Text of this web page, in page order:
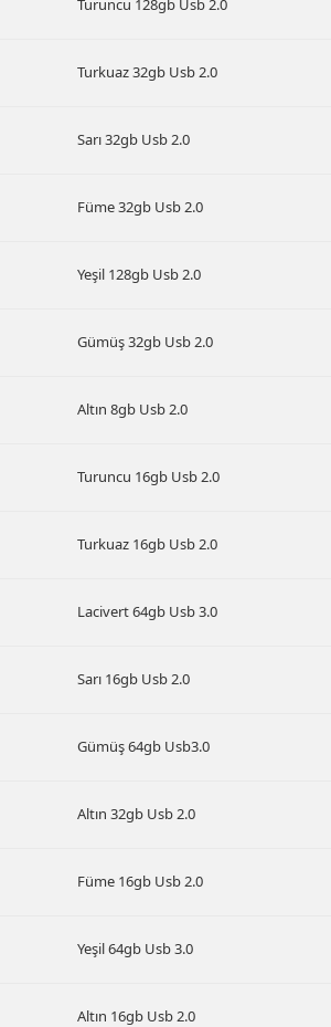
Turuncu 128gb Usb 2.0
Turkuaz 32gb Usb 2.0
Sarı 32gb Usb 2.0
Füme 32gb Usb 2.0
Yeşil 128gb Usb 2.0
Gümüş 32gb Usb 2.0
Altın 8gb Usb 2.0
Turuncu 16gb Usb 2.0
Turkuaz 16gb Usb 2.0
Lacivert 64gb Usb 3.0
Sarı 16gb Usb 2.0
Gümüş 64gb Usb3.0
Altın 32gb Usb 2.0
Füme 16gb Usb 2.0
Yeşil 64gb Usb 3.0
Altın 16gb Usb 2.0